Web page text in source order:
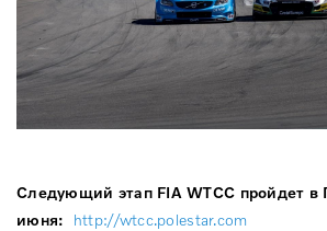
Следующий этап FIA WTCC пройдет в
июня: http://wtcc.polestar.com